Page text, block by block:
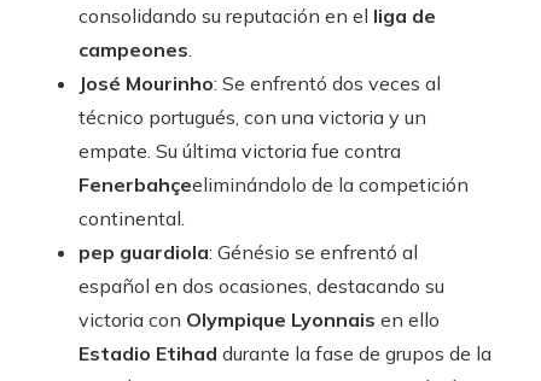
consolidando su reputación en el liga de
campeones.
José Mourinho: Se enfrentó dos veces al
técnico portugués, con una victoria y un
empate. Su última victoria fue contra
Fenerbahçeeliminándolo de la competición
continental.
pep guardiola: Génésio se enfrentó al
español en dos ocasiones, destacando su
victoria con Olympique Lyonnais en ello
Estadio Etihad durante la fase de grupos de la